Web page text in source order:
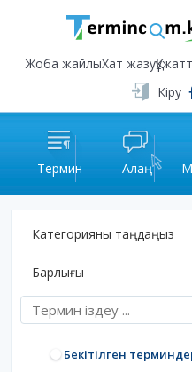
Жоба жайлыХат жазу
Кіру
Термин Алаң
Категорияны таңдаңыз
Барлығы
Бекітілген